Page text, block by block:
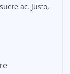
ac. Justo,